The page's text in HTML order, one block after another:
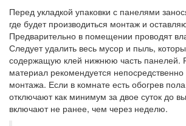
Перед укладкой упаковки с панелями
где будет производиться монтаж и
Предварительно в помещении проводят
Следует удалить весь мусор и пыль,
содержащую клей нижнюю часть панелей.
материал рекомендуется
монтажа. Если в комнате есть обогрев
отключают как минимум за двое суток до
включают не ранее, чем через неделю.